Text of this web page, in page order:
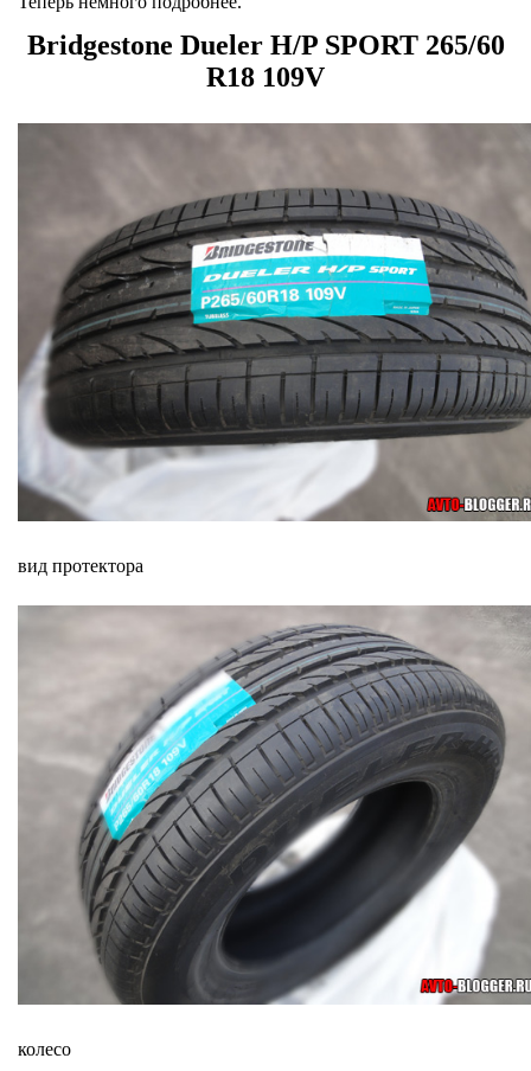
Bridgestone Dueler H/P SPORT 265/60
R18 109V
вид протектора
колесо